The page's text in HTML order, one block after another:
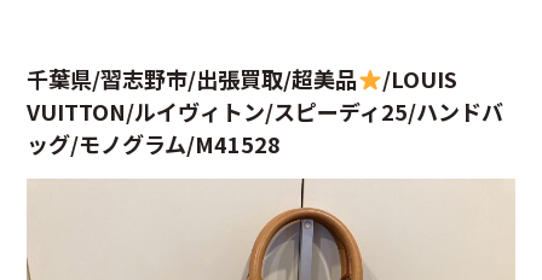
千葉県/習志野市/出張買取/超美品
/LOUIS
VUITTON/ルイヴィトン/スピーディ25/ハンドバ
ッグ/モノグラム/M41528